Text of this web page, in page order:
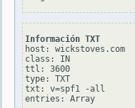
Información TXT
host: wickstoves.com
class: IN
ttl: 3600
type: TXT
txt: v=spf1 -all